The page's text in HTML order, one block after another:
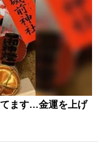
ます…金運を上げ